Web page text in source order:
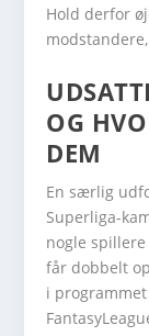
Hold derfor
OG
DEM
En særlig
Superliga-
nogle
får dobbelt
i